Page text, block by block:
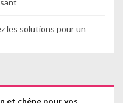
les solutions pour un
et chêne pour vos